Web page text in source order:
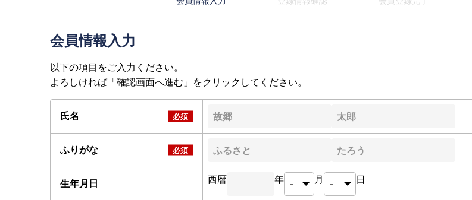
会員情報入力
以下の項目をご入力ください。
よろしければ「確認画面へ進む」をクリックしてください。
氏名
ふりがな
生年月日 西暦 年 月 日